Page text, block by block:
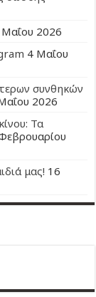
2026
4 Μαΐου
συνθηκών
2026
Τα
μας! 16